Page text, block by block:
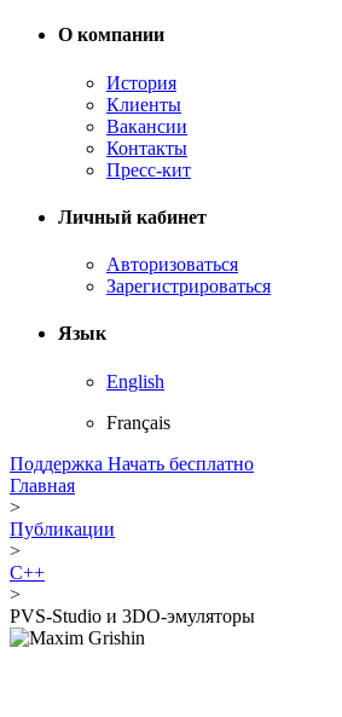
О компании
История
Клиенты
Вакансии
Контакты
Пресс-кит
Личный кабинет
Авторизоваться
Зарегистрироваться
Язык
English
Français
Поддержка Начать бесплатно
Главная
>
Публикации
>
C++
>
PVS-Studio и 3DO-эмуляторы